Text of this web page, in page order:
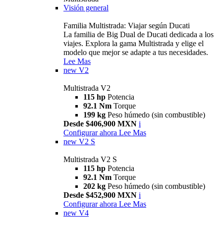
Visión general
Familia Multistrada: Viajar según Ducati
La familia de Big Dual de Ducati dedicada a los
viajes. Explora la gama Multistrada y elige el
modelo que mejor se adapte a tus necesidades.
Lee Mas
new V2
Multistrada V2
115 hp Potencia
92.1 Nm Torque
199 kg Peso húmedo (sin combustible)
Desde $406,900 MXN i
Configurar ahora Lee Mas
new V2 S
Multistrada V2 S
115 hp Potencia
92.1 Nm Torque
202 kg Peso húmedo (sin combustible)
Desde $452,900 MXN i
Configurar ahora Lee Mas
new V4